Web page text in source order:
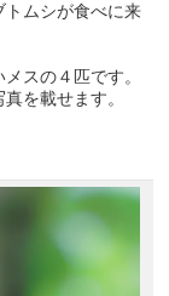
トムシが食べに来
スの４匹です。
を載せます。